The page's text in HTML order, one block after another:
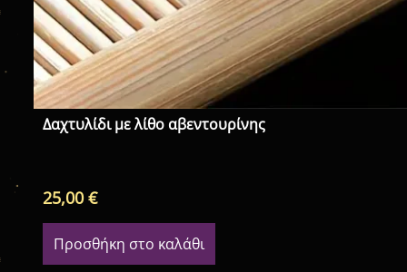
Δαχτυλίδι με λίθο αβεντουρίνης
25,00€
Προσθήκη στο καλάθι